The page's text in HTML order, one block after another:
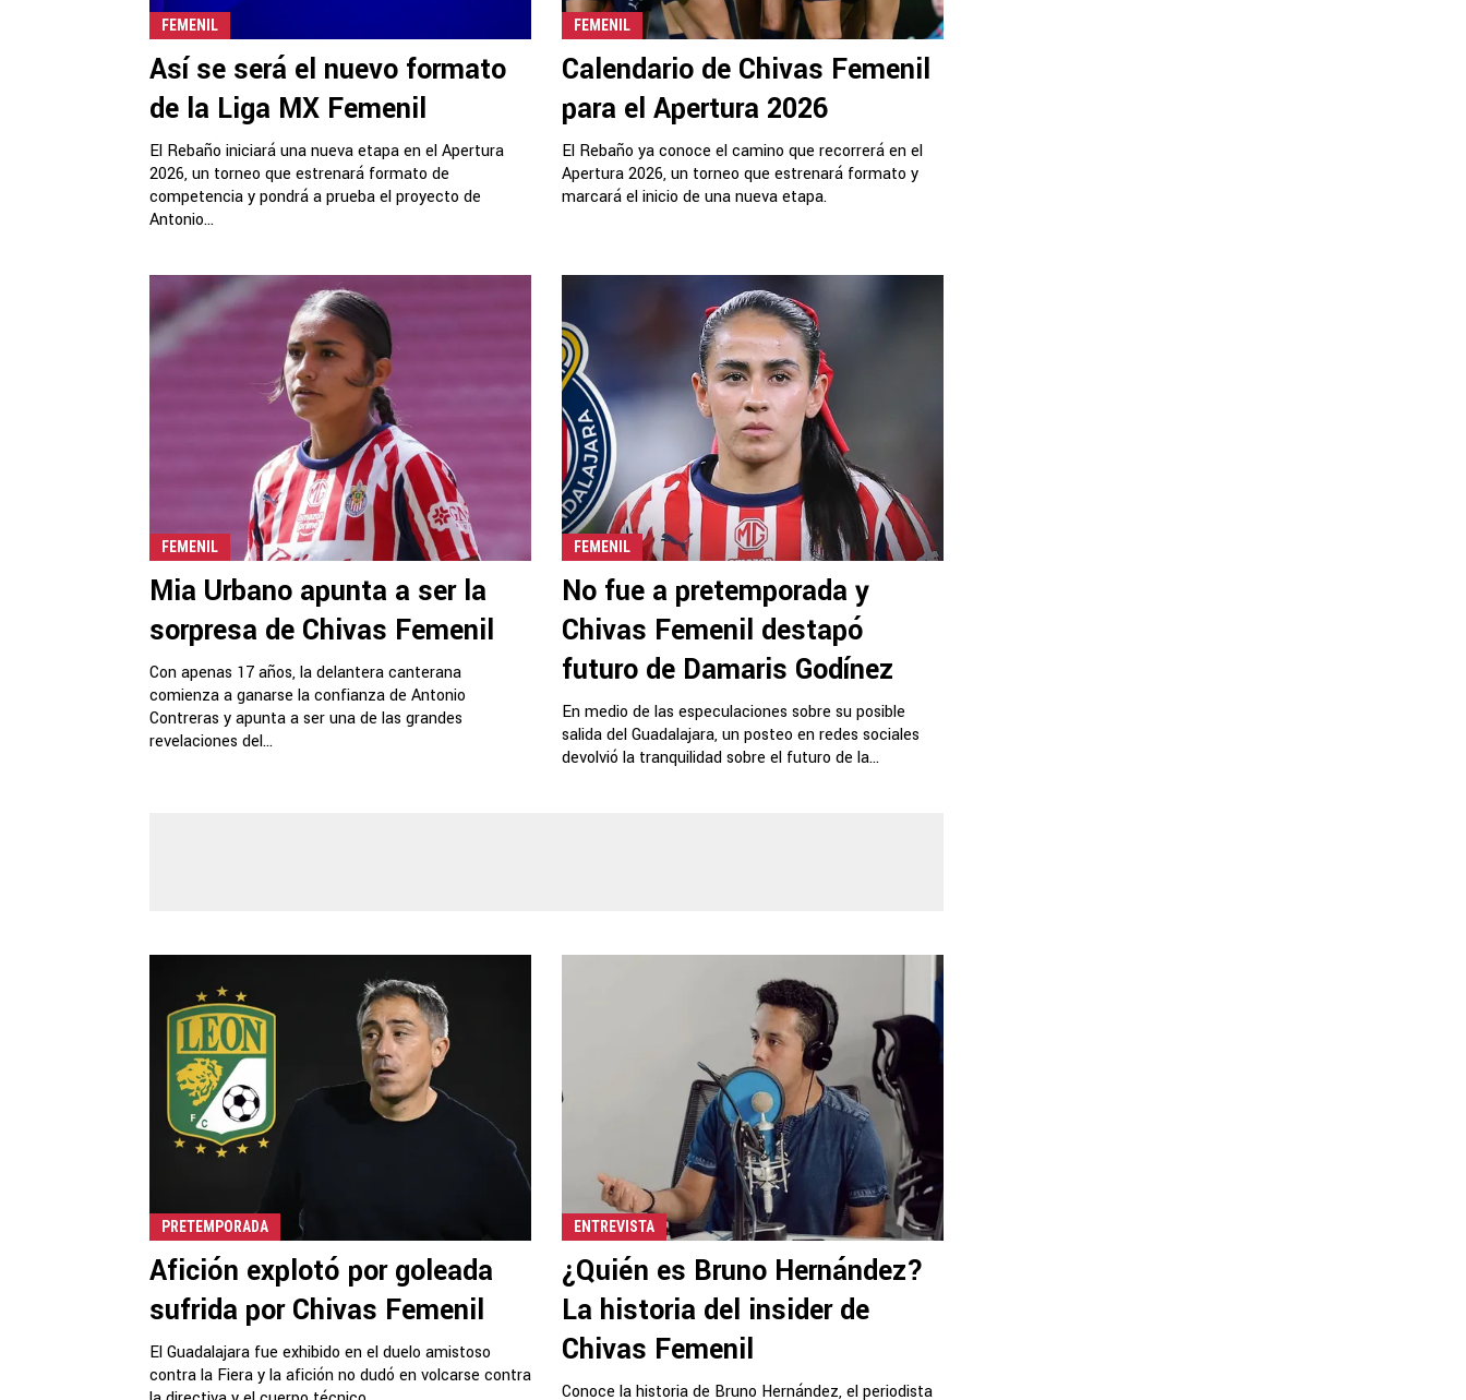
FEMENIL
Así se será el nuevo formato
de la Liga MX Femenil
El Rebaño iniciará una nueva etapa en el Apertura
2026, un torneo que estrenará formato de
competencia y pondrá a prueba el proyecto de
Antonio...
FEMENIL
Calendario de Chivas Femenil
para el Apertura 2026
El Rebaño ya conoce el camino que recorrerá en el
Apertura 2026, un torneo que estrenará formato y
marcará el inicio de una nueva etapa.
FEMENIL
Mia Urbano apunta a ser la
sorpresa de Chivas Femenil
Con apenas 17 años, la delantera canterana
comienza a ganarse la confianza de Antonio
Contreras y apunta a ser una de las grandes
revelaciones del...
FEMENIL
No fue a pretemporada y
Chivas Femenil destapó
futuro de Damaris Godínez
En medio de las especulaciones sobre su posible
salida del Guadalajara, un posteo en redes sociales
devolvió la tranquilidad sobre el futuro de la...
PRETEMPORADA
Afición explotó por goleada
sufrida por Chivas Femenil
El Guadalajara fue exhibido en el duelo amistoso
contra la Fiera y la afición no dudó en volcarse contra
ENTREVISTA
¿Quién es Bruno Hernández?
La historia del insider de
Chivas Femenil
Conoce la historia de Bruno Hernández, el periodista